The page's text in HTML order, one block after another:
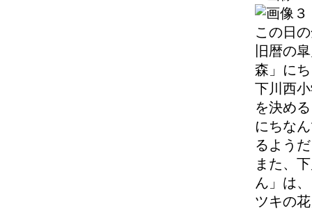
この日
旧暦の
森」に
下川西
を決め
にちな
るよう
また、
ん」は
ツキの